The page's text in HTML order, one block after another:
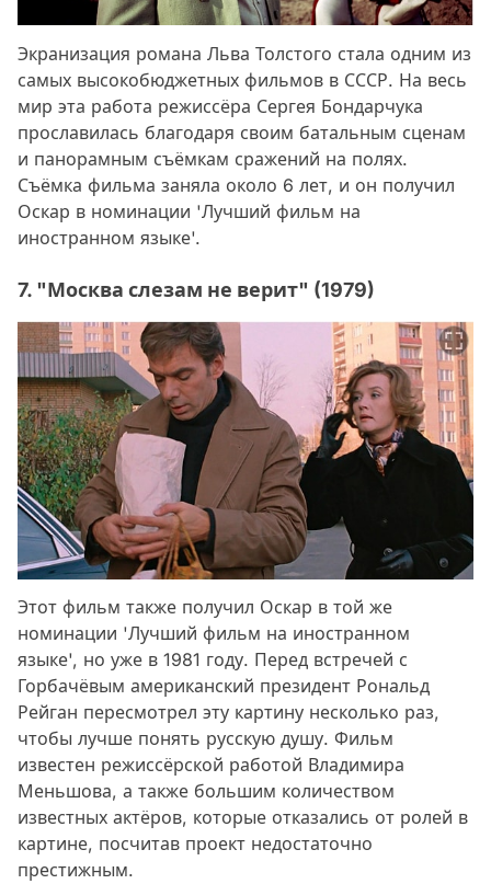
Экранизация романа Льва Толстого стала одним из
самых высокобюджетных фильмов в СССР. На весь
мир эта работа режиссёра Сергея Бондарчука
прославилась благодаря своим батальным сценам
и панорамным съёмкам сражений на полях.
Съёмка фильма заняла около 6 лет, и он получил
Оскар в номинации 'Лучший фильм на
иностранном языке'.
7. "Москва слезам не верит" (1979)
Этот фильм также получил Оскар в той же
номинации 'Лучший фильм на иностранном
языке', но уже в 1981 году. Перед встречей с
Горбачёвым американский президент Рональд
Рейган пересмотрел эту картину несколько раз,
чтобы лучше понять русскую душу. Фильм
известен режиссёрской работой Владимира
Меньшова, а также большим количеством
известных актёров, которые отказались от ролей в
картине, посчитав проект недостаточно
престижным.